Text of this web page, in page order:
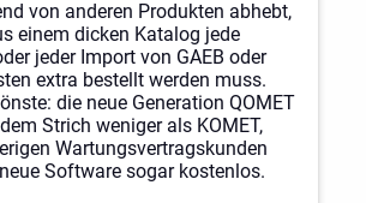
von anderen Produkten abhebt,
einem dicken Katalog jede
jeder Import von GAEB oder
extra bestellt werden muss.
die neue Generation QOMET
Strich weniger als KOMET,
Wartungsvertragskunden
Software sogar kostenlos.